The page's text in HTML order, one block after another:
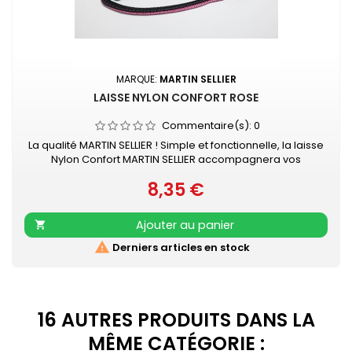
MARQUE: MARTIN SELLIER
LAISSE NYLON CONFORT ROSE
Commentaire(s): 0
La qualité MARTIN SELLIER ! Simple et fonctionnelle, la laisse
Nylon Confort MARTIN SELLIER accompagnera vos
et résistante Poignée renforcée pour plus de confort
Mousqueton laqué noir Retrouvez également les COLLIERS
NYLON CONFORT assortis
Prix
8,35 €

Ajouter au panier
 Derniers articles en stock
16 AUTRES PRODUITS DANS LA
MÊME CATÉGORIE :